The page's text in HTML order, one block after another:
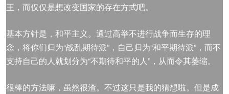
王，而仅仅是想改变国家的存在方式吧。
基本方针是，和平主义。通过高举不进行战争而生存的理
念，将你们归为“战乱期待派”，自己归为“和平期待派”，而不
支持自己的人就划分为“不期待和平的人”，从而令其萎缩。
很棒的方法嘛，虽然很渣。不过这只是我的猜想啦。但是成